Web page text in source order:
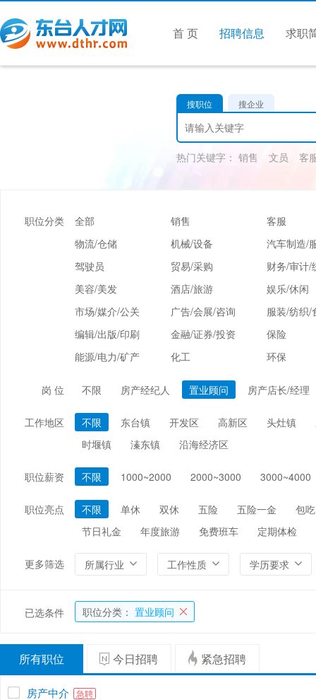
首 页 招聘信息 求职
搜职位 搜企业
热门关键字： 销售 文员 客
职位分类 全部 销售
客服
物流/仓储
机械/设备
汽车制造/
驾驶员
贸易/采购
财务/审计/
美容/美发
酒店/旅游
娱乐/休闲
市场/媒介/公关
广告/会展/咨询
服装/纺织/
编辑/出版/印刷
金融/证券/投资
保险
能源/电力/矿产
化工 环保
岗 位 不限 房产经纪人 置业顾问 房产店长/经理
工作地区 不限 东台镇 开发区 高新区 头灶镇
时堰镇
溱东镇 沿海经济区
职位薪资 不限 1000~2000 2000~3000 3000~4000
职位亮点 不限 单休 双休 五险 五险一金
包吃
节日礼金
年度旅游 免费班车 定期体检
更多筛选 所属行业 工作性质 学历要求
已选条件 职位分类： 置业顾问
所有职位 今日招聘 紧急招聘
房产中介 急聘